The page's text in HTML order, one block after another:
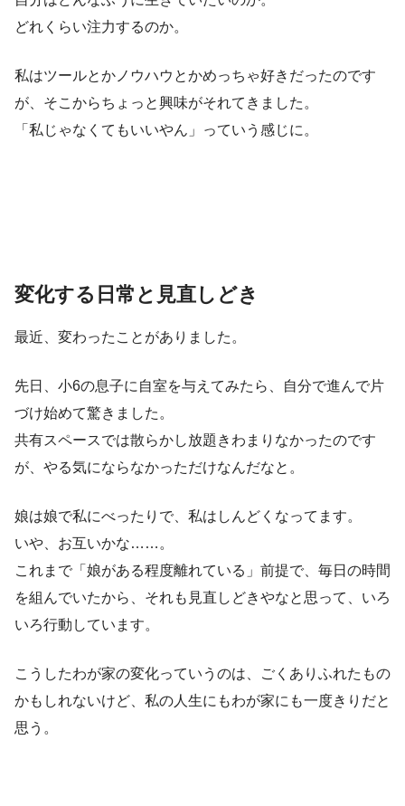
どれくらい注力するのか。
私はツールとかノウハウとかめっちゃ好きだったのです
が、そこからちょっと興味がそれてきました。
「私じゃなくてもいいやん」っていう感じに。
変化する日常と見直しどき
最近、変わったことがありました。
先日、小6の息子に自室を与えてみたら、自分で進んで片
づけ始めて驚きました。
共有スペースでは散らかし放題きわまりなかったのです
が、やる気にならなかっただけなんだなと。
娘は娘で私にべったりで、私はしんどくなってます。
いや、お互いかな……。
これまで「娘がある程度離れている」前提で、毎日の時間
を組んでいたから、それも見直しどきやなと思って、いろ
いろ行動しています。
こうしたわが家の変化っていうのは、ごくありふれたもの
かもしれないけど、私の人生にもわが家にも一度きりだと
思う。